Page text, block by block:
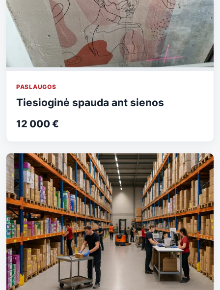
PASLAUGOS
Tiesioginė spauda ant sienos
12 000 €